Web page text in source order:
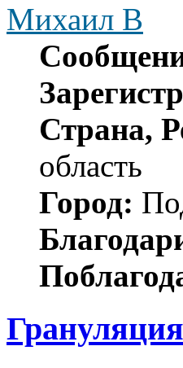
Михаил В
Страна,
область
Город: